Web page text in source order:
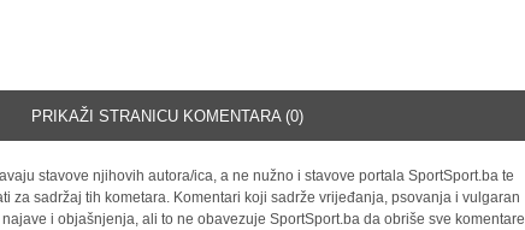
PRIKAŽI STRANICU KOMENTARA (0)
stavove njihovih autora/ica, a ne nužno i stavove portala SportSport.ba te
za sadržaj tih kometara. Komentari koji sadrže vrijeđanja, psovanja i vulgaran
i objašnjenja, ali to ne obavezuje SportSport.ba da obriše sve komentare